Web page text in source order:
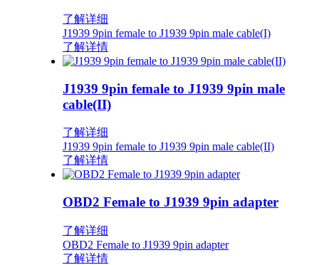
了解详细
J1939 9pin female to J1939 9pin male cable(I)
了解详情
J1939 9pin female to J1939 9pin male
cable(II)
了解详细
J1939 9pin female to J1939 9pin male cable(II)
了解详情
OBD2 Female to J1939 9pin adapter
了解详细
OBD2 Female to J1939 9pin adapter
了解详情